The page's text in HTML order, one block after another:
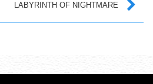
LABYRINTH OF NIGHTMARE